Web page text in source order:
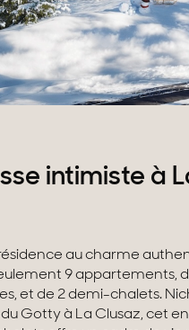
intimiste à
au charme
9 appartements,
et de 2 demi-chalets.
Gotty à La Clusaz, cet